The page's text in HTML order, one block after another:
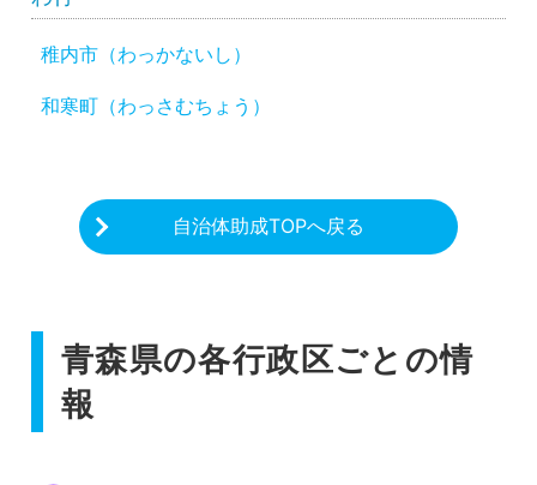
稚内市（わっかないし）
和寒町（わっさむちょう）
自治体助成TOPへ戻る
青森県の各行政区ごとの情
報